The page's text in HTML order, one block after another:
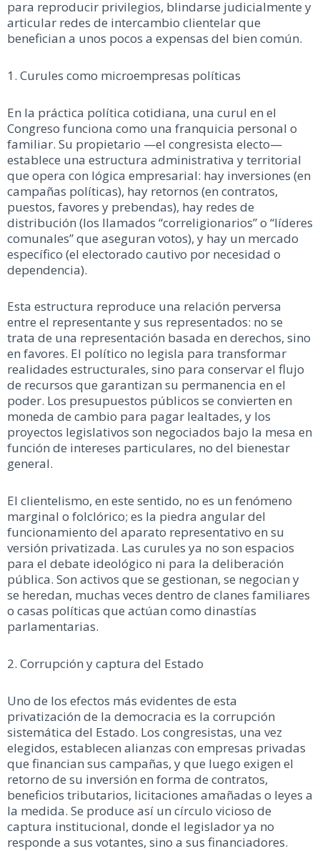
para reproducir privilegios, blindarse judicialmente y
articular redes de intercambio clientelar que
benefician a unos pocos a expensas del bien común.
1. Curules como microempresas políticas
En la práctica política cotidiana, una curul en el
Congreso funciona como una franquicia personal o
familiar. Su propietario —el congresista electo—
establece una estructura administrativa y territorial
que opera con lógica empresarial: hay inversiones (en
campañas políticas), hay retornos (en contratos,
puestos, favores y prebendas), hay redes de
distribución (los llamados “correligionarios” o “líderes
comunales” que aseguran votos), y hay un mercado
específico (el electorado cautivo por necesidad o
dependencia).
Esta estructura reproduce una relación perversa
entre el representante y sus representados: no se
trata de una representación basada en derechos, sino
en favores. El político no legisla para transformar
realidades estructurales, sino para conservar el flujo
de recursos que garantizan su permanencia en el
poder. Los presupuestos públicos se convierten en
moneda de cambio para pagar lealtades, y los
proyectos legislativos son negociados bajo la mesa en
función de intereses particulares, no del bienestar
general.
El clientelismo, en este sentido, no es un fenómeno
marginal o folclórico; es la piedra angular del
funcionamiento del aparato representativo en su
versión privatizada. Las curules ya no son espacios
para el debate ideológico ni para la deliberación
pública. Son activos que se gestionan, se negocian y
se heredan, muchas veces dentro de clanes familiares
o casas políticas que actúan como dinastías
parlamentarias.
2. Corrupción y captura del Estado
Uno de los efectos más evidentes de esta
privatización de la democracia es la corrupción
sistemática del Estado. Los congresistas, una vez
elegidos, establecen alianzas con empresas privadas
que financian sus campañas, y que luego exigen el
retorno de su inversión en forma de contratos,
beneficios tributarios, licitaciones amañadas o leyes a
la medida. Se produce así un círculo vicioso de
captura institucional, donde el legislador ya no
responde a sus votantes, sino a sus financiadores.